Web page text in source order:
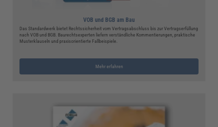
VOB und BGB am Bau
Das Standardwerk bietet Rechtssicherheit vom Vertragsabschluss bis zur Vertragserfüllung
nach VOB und BGB. Baurechtsexperten liefern verständliche Kommentierungen, praktische
Musterklauseln und praxisorientierte Fallbeispiele.
Mehr erfahren